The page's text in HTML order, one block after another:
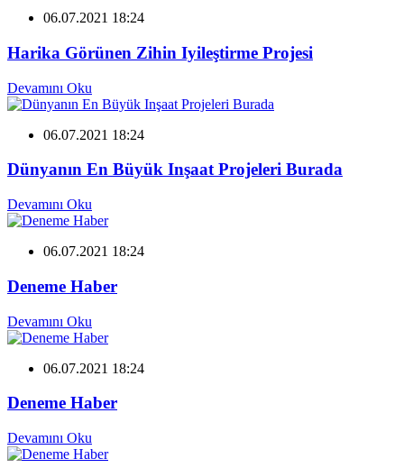
06.07.2021 18:24
Harika Görünen Zihin Iyileştirme Projesi
Devamını Oku
06.07.2021 18:24
Dünyanın En Büyük Inşaat Projeleri Burada
Devamını Oku
06.07.2021 18:24
Deneme Haber
Devamını Oku
06.07.2021 18:24
Deneme Haber
Devamını Oku